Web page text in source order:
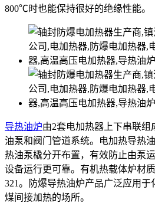
800℃时也能保持很好的绝缘性能。
导热油炉由2套电加热器上下串联
油泵和阀门管道系统。电加热导热
热油泵橇分开布置，有效防止由泵
设备运行更可靠。有机热载体炉材
321。防爆导热油炉产品广泛应用
煤间接加热的场所。